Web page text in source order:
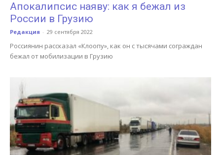
Апокалипсис наяву: как я бежал из
России в Грузию
Редакция - 29 сентября 2022
Россиянин рассказал «Клоопу», как он с тысячами сограждан
бежал от мобилизации в Грузию